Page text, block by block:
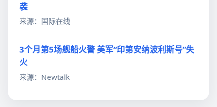
袭
来源：国际在线
3个月第5场舰船火警 美军“印第安纳波利斯号”失
火
来源：Newtalk